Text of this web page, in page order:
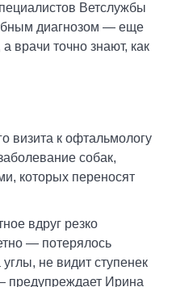
Ветслужбы
диагнозом — еще
врачи точно знают, как
визита к офтальмологу
собак,
которых переносят
вдруг резко
— потерялось
не видит ступенек
предупреждает Ирина